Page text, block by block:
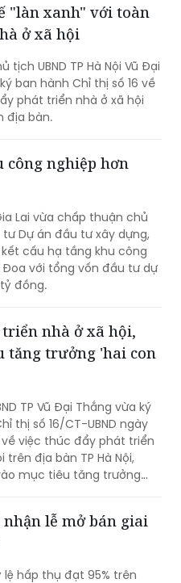
đất, cần triển khai đồng
pháp.
"làn xanh" với toàn
ở xã hội
tịch UBND TP Hà Nội Vũ Đại
ban hành Chỉ thị số 16 về
phát triển nhà ở xã hội
địa bàn.
công nghiệp hơn
Lai vừa chấp thuận chủ
Dự án đầu tư xây dựng,
cấu hạ tầng khu công
với tổng vốn đầu tư dự
tỷ đồng.
nhà ở xã hội,
tăng trưởng 'hai con
TP Vũ Đại Thắng vừa ký
thị số 16/CT-UBND ngày
việc thúc đẩy phát triển
trên địa bàn TP Hà Nội,
mục tiêu tăng trưởng
nhận lễ mở bán giai
lệ hấp thụ đạt 95% trên